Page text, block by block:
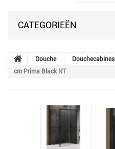
CATEGORIEËN
Douche Douchecabines
cm Prima Black NT